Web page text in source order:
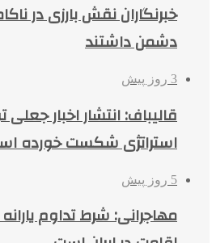
خبرنگاران نقش بارزی در
دشمن داشتند
3 روز پیش
قالیباف: انتشار اخبار
استراتژی شکست خورده
5 روز پیش
مهاجرانی: شرط تداوم